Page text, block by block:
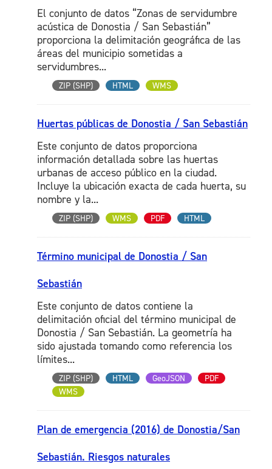
El conjunto de datos “Zonas de servidumbre
acústica de Donostia / San Sebastián”
proporciona la delimitación geográfica de las
áreas del municipio sometidas a
servidumbres...
ZIP (SHP) HTML WMS
Huertas públicas de Donostia / San Sebastián
Este conjunto de datos proporciona
información detallada sobre las huertas
urbanas de acceso público en la ciudad.
Incluye la ubicación exacta de cada huerta, su
nombre y la...
ZIP (SHP) WMS PDF HTML
Término municipal de Donostia / San
Sebastián
Este conjunto de datos contiene la
delimitación oficial del término municipal de
Donostia / San Sebastián. La geometría ha
sido ajustada tomando como referencia los
límites...
ZIP (SHP) HTML GeoJSON
PDF
WMS
Plan de emergencia (2016) de Donostia/San
Sebastián. Riesgos naturales